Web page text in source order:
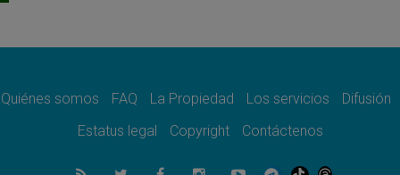
07.08.2026
07.08.2026
el compromiso del cristiano"
La matanza de niños en Gaza no cesa: 300
Quiénes somos FAQ La Propiedad Los servicios
Difusión
Estatus legal
Copyright Contáctenos